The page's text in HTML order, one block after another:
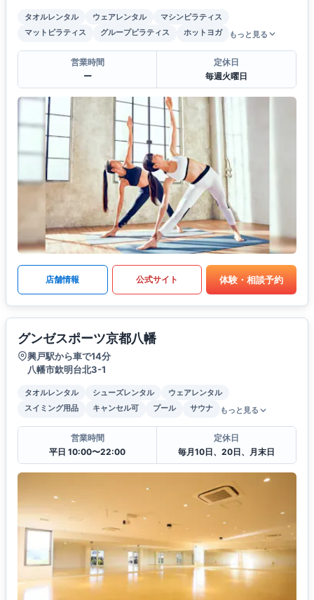
タオルレンタル ウェアレンタル
マシンピラティス
マットピラティス
グループピラティス ホットヨガ もっと見る
営業時間
ー
定休日
毎週火曜日
店舗情報 公式サイト 体験・相談予約
グンゼスポーツ京都八幡
興戸駅から車で14分
八幡市欽明台北3-1
タオルレンタル シューズレンタル
ウェアレンタル
スイミング用品
キャンセル可 プール サウナ もっと見る
営業時間
平日 10:00〜22:00
定休日
毎月10日、20日、月末日